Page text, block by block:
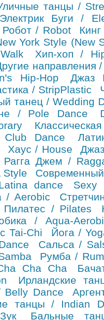
танцы /
Электрик Буги /
Робот / Robot
York Style (New
Хип-хоп /
направления
Hip-Hop
Джаз
/ StripPlastic
танец / Wedding
/ Pole Dance
Dance
Хаус / House
Рагга Джем /
Style
dance
Sexy
/ Aerobic
Пилатес / Pilates
/ Aqua-
Tai-Chi
Йога /
Сальса /
Румба /
Cha Cha
Ирландские
Dance
танцы / Indian
Зук
Бальные